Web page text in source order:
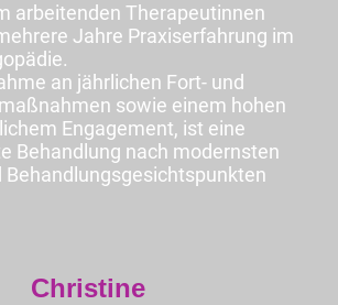
arbeitenden Therapeutinnen
Jahre Praxiserfahrung im
an jährlichen Fort- und
sowie einem hohen
Engagement, ist eine
Behandlung nach modernsten
Behandlungsgesichtspunkten
Christine